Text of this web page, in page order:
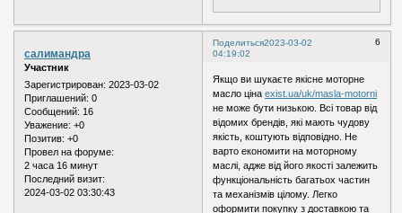
Поделиться 6
2023-03-02
04:19:02
салимандра
Участник
Зарегистрирован: 2023-03-02
Приглашений: 0
Сообщений: 16
Уважение: +0
Позитив: +0
Провел на форуме:
2 часа 16 минут
Последний визит:
2024-03-02 03:30:43
Якщо ви шукаєте якісне моторне
масло цінаexist.ua/uk/masla-motorni
не може бути низькою. Всі товар від
відомих брендів, які мають чудову
якість, коштують відповідно. Не
варто економити на моторному
маслі, адже від його якості залежить
функціональність багатьох частин
та механізмів цілому. Легко
оформити покупку з доставкою та